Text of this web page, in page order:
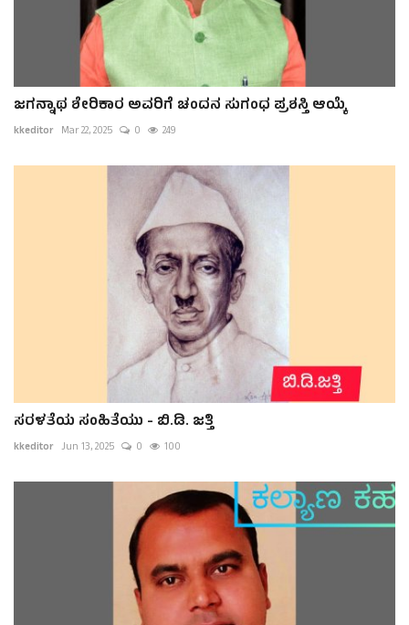
ಜಗನ್ನಾಥ ಶೇರಿಕಾರ ಅವರಿಗೆ ಚಂದನ ಸುಗಂಧ ಪ್ರಶಸ್ತಿ‌ ಆಯ್ಕೆ
kkeditor Mar 22, 2025 0 249
ಸರಳತೆಯ ಸಂಹಿತೆಯು - ಬಿ.ಡಿ. ಜತ್ತಿ
kkeditor Jun 13, 2025 0 100